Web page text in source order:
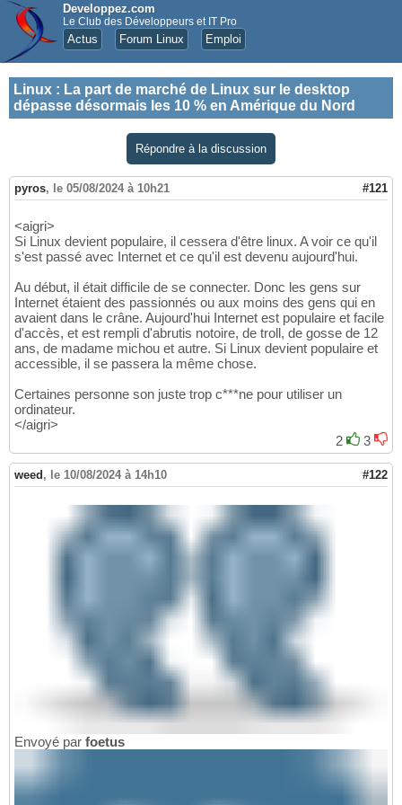
Developpez.com
Le Club des Développeurs et IT Pro
Actus Forum Linux Emploi
Linux : La part de marché de Linux sur le desktop
dépasse désormais les 10 % en Amérique du Nord
Répondre à la discussion
pyros, le 05/08/2024 à 10h21 #121
<aigri>
Si Linux devient populaire, il cessera d'être linux. A voir ce qu'il
s'est passé avec Internet et ce qu'il est devenu aujourd'hui.
Au début, il était difficile de se connecter. Donc les gens sur
Internet étaient des passionnés ou aux moins des gens qui en
avaient dans le crâne. Aujourd'hui Internet est populaire et facile
d'accès, et est rempli d'abrutis notoire, de troll, de gosse de 12
ans, de madame michou et autre. Si Linux devient populaire et
accessible, il se passera la même chose.
Certaines personne son juste trop c***ne pour utiliser un
ordinateur.
</aigri>
2
3
weed , le 10/08/2024 à 14h10 #122
Envoyé par foetus